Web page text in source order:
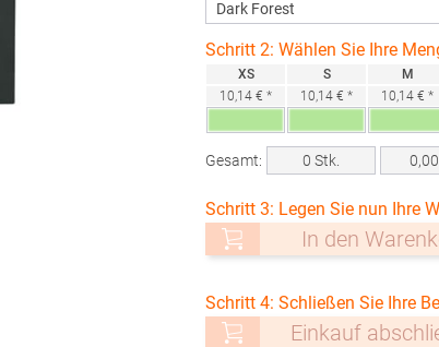
Schritt 2: Wählen Sie Ihre
XS
10,14 € *
S
10,14 € *
M
10,14 € *
Gesamt: 0 Stk.
Schritt 3: Legen Sie nun Ihre
In den
Schritt 4: Schließen Sie Ihre
Einkauf